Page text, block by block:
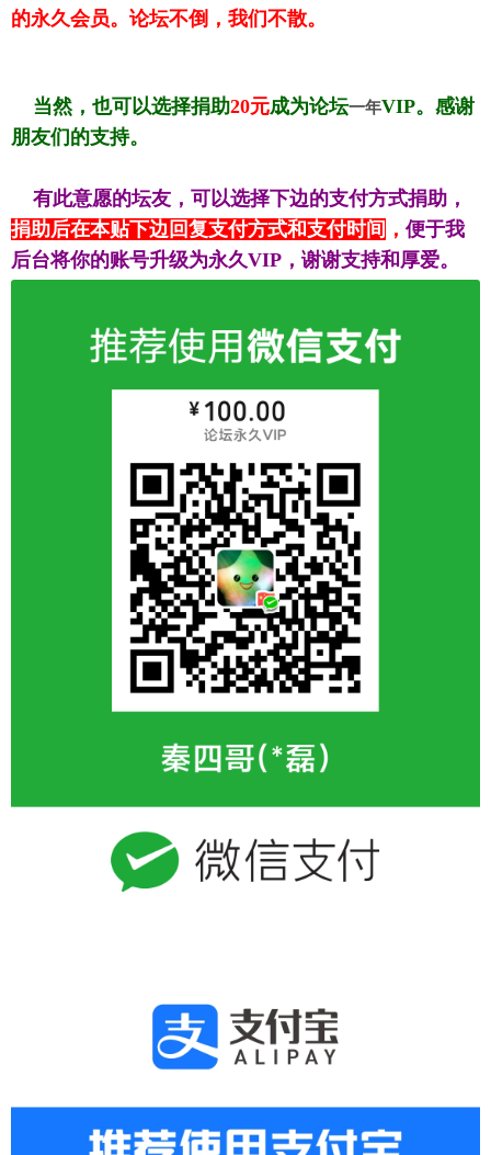
的永久会员。论坛不倒，我们不散。
当然，也可以选择捐助20元成为论坛一年VIP。感谢
朋友们的支持。
有此意愿的坛友，可以选择下边的支付方式捐助，
捐助后在本贴下边回复支付方式和支付时间 ， 便于我
后台将你的账号升级为永久VIP，谢谢支持和厚爱。